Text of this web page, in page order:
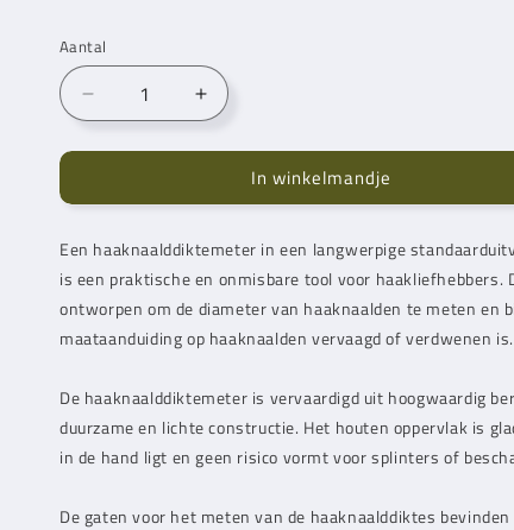
Aantal
Aantal
verlagen
voor
Haaknaalddiktemeter
Aantal
verhogen
voor
Durable
Haaknaalddiktemeter
In winkelmandje
Een haaknaalddiktemeter in een langwerpige
is een praktische en onmisbare tool voor haakliefhebbers.
ontworpen om de diameter van haaknaalden te meten en
maataanduiding op haaknaalden vervaagd of verdwenen is.
De haaknaalddiktemeter is vervaardigd uit hoogwaardig
duurzame en lichte constructie. Het houten oppervlak is
in de hand ligt en geen risico vormt voor splinters of
De gaten voor het meten van de haaknaalddiktes